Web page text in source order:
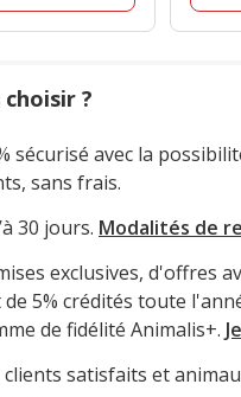
?
sécurisé avec la
sans frais.
30 jours. Modalités de
exclusives, d'offres
5% crédités toute
de fidélité Animalis+.
clients satisfaits et